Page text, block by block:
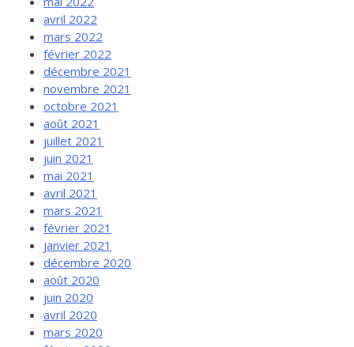
avril 2022
mars 2022
février 2022
décembre 2021
novembre 2021
octobre 2021
août 2021
juillet 2021
juin 2021
mai 2021
avril 2021
mars 2021
février 2021
janvier 2021
décembre 2020
août 2020
juin 2020
avril 2020
mars 2020